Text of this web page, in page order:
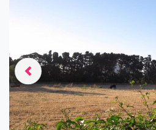
Previous